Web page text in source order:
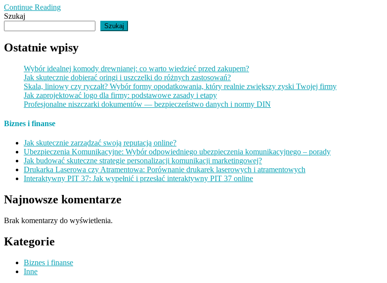
Continue Reading
Szukaj
Szukaj
Ostatnie wpisy
Wybór idealnej komody drewnianej: co warto wiedzieć przed zakupem?
Jak skutecznie dobierać oringi i uszczelki do różnych zastosowań?
Skala, liniowy czy ryczałt? Wybór formy opodatkowania, który realnie zwiększy zyski Twojej firmy
Jak zaprojektować logo dla firmy: podstawowe zasady i etapy
Profesjonalne niszczarki dokumentów — bezpieczeństwo danych i normy DIN
Biznes i finanse
Jak skutecznie zarządzać swoją reputacją online?
Ubezpieczenia Komunikacyjne: Wybór odpowiedniego ubezpieczenia komunikacyjnego – porady
Jak budować skuteczne strategie personalizacji komunikacji marketingowej?
Drukarka Laserowa czy Atramentowa: Porównanie drukarek laserowych i atramentowych
Interaktywny PIT 37: Jak wypełnić i przesłać interaktywny PIT 37 online
Najnowsze komentarze
Brak komentarzy do wyświetlenia.
Kategorie
Biznes i finanse
Inne